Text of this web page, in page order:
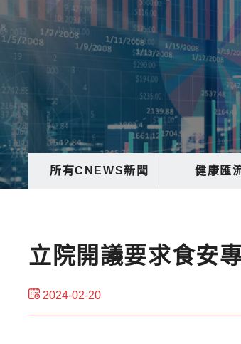
所有CNEWS新聞 健康匯
立院開議要求食安
2024-02-20